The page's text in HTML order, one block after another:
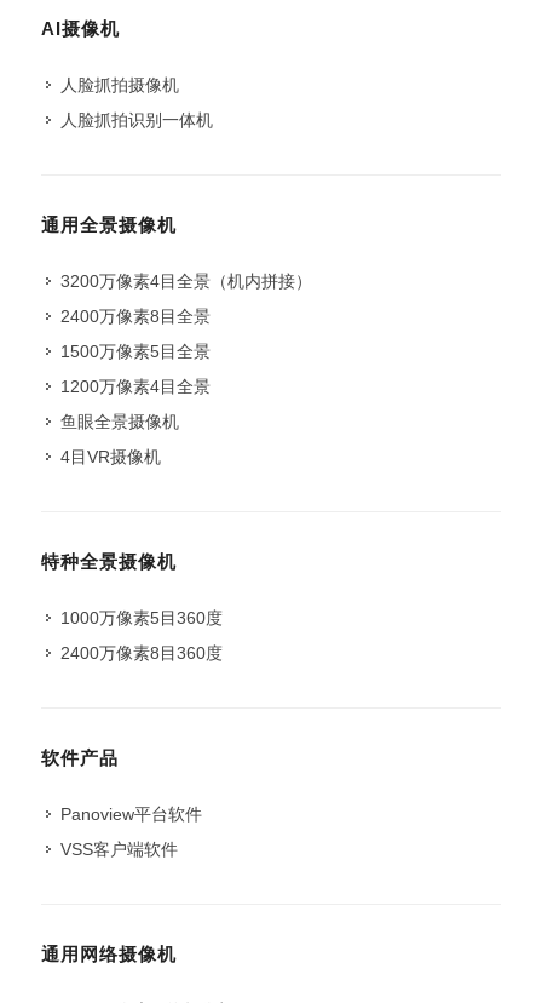
AI摄像机
人脸抓拍摄像机
人脸抓拍识别一体机
通用全景摄像机
3200万像素4目全景（机内拼接）
2400万像素8目全景
1500万像素5目全景
1200万像素4目全景
鱼眼全景摄像机
4目VR摄像机
特种全景摄像机
1000万像素5目360度
2400万像素8目360度
软件产品
Panoview平台软件
VSS客户端软件
通用网络摄像机